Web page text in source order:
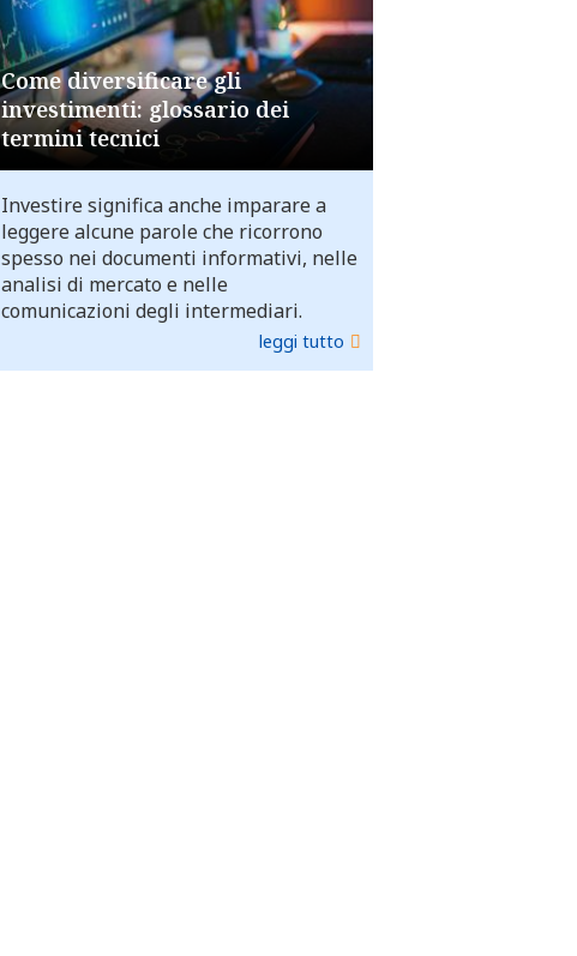
Come diversificare gli
investimenti: glossario dei
termini tecnici
Investire significa anche imparare a
leggere alcune parole che ricorrono
spesso nei documenti informativi, nelle
analisi di mercato e nelle
comunicazioni degli intermediari.
leggi tutto